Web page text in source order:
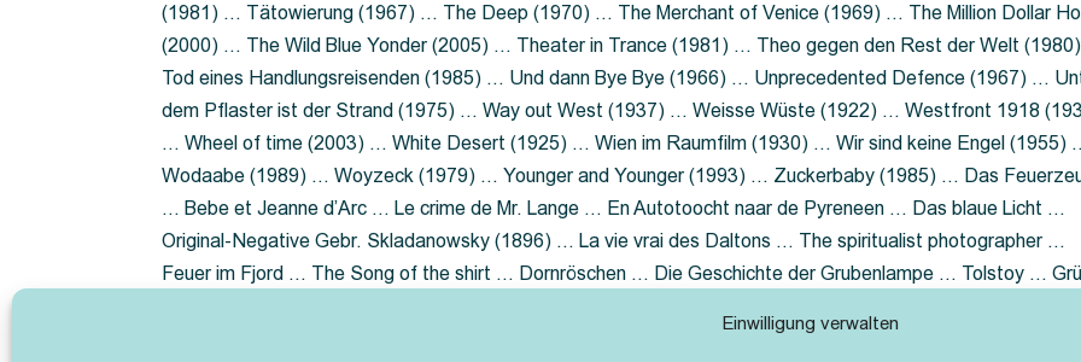
Einwilligung verwalten
(1981) … Tätowierung (1967) … The Deep (1970) … The Merchant of Venice (1969) … The Million Dollar
(2000) … The Wild Blue Yonder (2005) … Theater in Trance (1981) … Theo gegen den Rest der Welt
Tod eines Handlungsreisenden (1985) … Und dann Bye Bye (1966) … Unprecedented Defence (1967) …
dem Pflaster ist der Strand (1975) … Way out West (1937) … Weisse Wüste (1922) … Westfront 1918
… Wheel of time (2003) … White Desert (1925) … Wien im Raumfilm (1930) … Wir sind keine Engel (1955)
Wodaabe (1989) … Woyzeck (1979) … Younger and Younger (1993) … Zuckerbaby (1985) … Das
… Bebe et Jeanne d’Arc … Le crime de Mr. Lange … En Autotoocht naar de Pyreneen … Das blaue Licht …
Original-Negative Gebr. Skladanowsky (1896) … La vie vrai des Daltons … The spiritualist photographer …
Feuer im Fjord … The Song of the shirt … Dornröschen … Die Geschichte der Grubenlampe … Tolstoy …